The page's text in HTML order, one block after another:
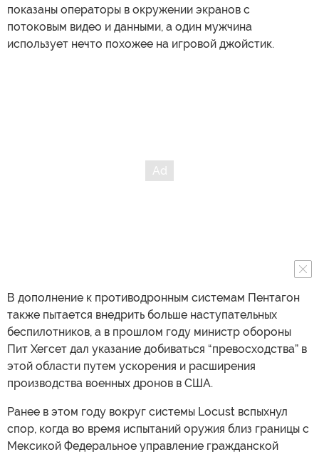
показаны операторы в окружении экранов с
потоковым видео и данными, а один мужчина
использует нечто похожее на игровой джойстик.
В дополнение к противодронным системам Пентагон
также пытается внедрить больше наступательных
беспилотников, а в прошлом году министр обороны
Пит Хегсет дал указание добиваться “превосходства” в
этой области путем ускорения и расширения
производства военных дронов в США.
Ранее в этом году вокруг системы Locust вспыхнул
спор, когда во время испытаний оружия близ границы с
Мексикой Федеральное управление гражданской